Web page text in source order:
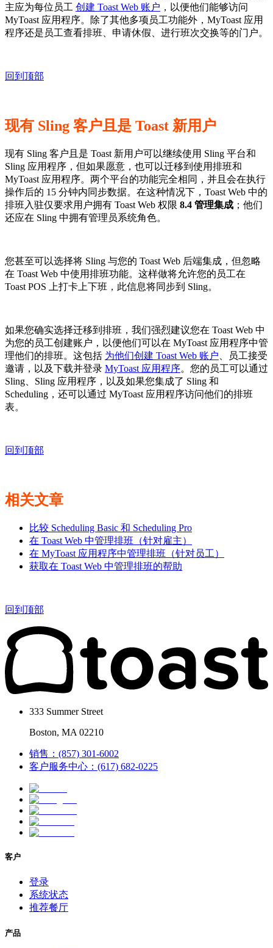
主应为每位员工 创建 Toast Web 账户 ，以便他们能够访问
MyToast 应用程序。除了其他多项员工功能外，MyToast 应用
程序还是员工查看排班、申请休假、进行班次交换等的门户。
回到顶部
现有 Sling 客户且是 Toast 新用户
现有 Sling 客户且是 Toast 新用户可以继续使用 Sling 平台和
Sling 应用程序，但如果愿意，也可以迁移到使用排班和
MyToast 应用程序。两个平台的功能完全相同，并且会在执行
操作后的 15 分钟内同步数据。在这种情况下，Toast Web 中的
排班入驻仅要求用户拥有 Toast Web 权限 8.4 管理集成 ；他们
还应在 Sling 中拥有管理员系统角色。
您甚至可以选择将 Sling 与您的 Toast Web 后端集成，但忽略
在 Toast Web 中使用排班功能。这样做将允许您的员工在
Toast POS 上打卡上下班，此信息将同步到 Sling。
如果您确实选择迁移到排班，我们强烈建议您在 Toast Web 中
为您的员工创建账户，以便他们可以在 MyToast 应用程序中管
理他们的排班。这包括 为他们创建 Toast Web 账户 、员工接受
邀请，以及下载并登录 MyToast 应用程序。您的员工可以通过
Sling、Sling 应用程序，以及如果您集成了 Sling 和
Scheduling，还可以通过 MyToast 应用程序访问他们的排班
表。
回到顶部
相关文章
比较 Scheduling Basic 和 Scheduling Pro
在 Toast Web 中管理排班（针对雇主）
在 MyToast 应用程序中管理排班（针对员工）
获取在 Toast Web 中管理排班的帮助
回到顶部
333 Summer Street
Boston, MA 02210
销售：(857) 301-6002
客户服务中心：(617) 682-0225
客户
登录
系统状态
推荐餐厅
产品